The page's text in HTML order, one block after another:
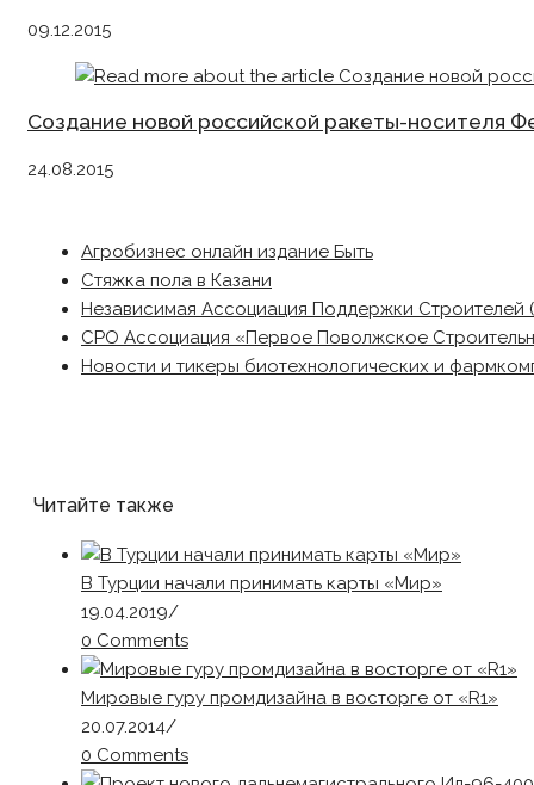
09.12.2015
Создание новой российской ракеты-носителя
24.08.2015
Агробизнес онлайн издание Быть
Стяжка пола в Казани
Независимая Ассоциация Поддержки Строителей
СРО Ассоциация «Первое Поволжское
Новости и тикеры биотехнологических и
Читайте также
В Турции начали принимать карты «Мир»
19.04.2019/
0 Comments
Мировые гуру промдизайна в восторге от «R1»
20.07.2014/
0 Comments